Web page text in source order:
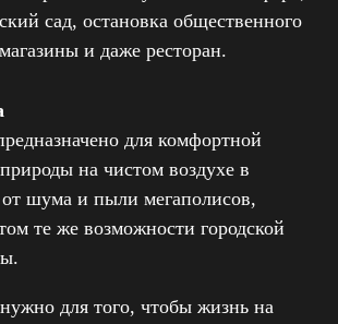
сад, остановка общественного
и даже ресторан.
для комфортной
на чистом воздухе в
шума и пыли мегаполисов,
те же возможности городской
для того, чтобы жизнь на